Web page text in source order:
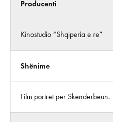
Producenti
Kinostudio “Shqiperia e re”
Shënime
Film portret per Skenderbeun.